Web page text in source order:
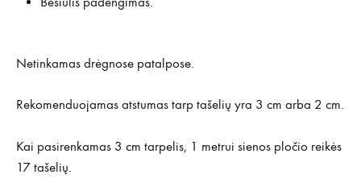
Netinkamas drėgnose patalpose.
Rekomenduojamas atstumas tarp tašelių yra 3 cm arba 2 cm.
Kai pasirenkamas 3 cm tarpelis, 1 metrui sienos pločio reikės
17 tašelių.